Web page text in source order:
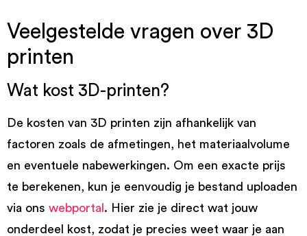
Veelgestelde vragen over 3D
printen
Wat kost 3D-printen?
De kosten van 3D printen zijn afhankelijk van
factoren zoals de afmetingen, het materiaalvolume
en eventuele nabewerkingen. Om een exacte prijs
te berekenen, kun je eenvoudig je bestand uploaden
via ons webportal . Hier zie je direct wat jouw
onderdeel kost, zodat je precies weet waar je aan